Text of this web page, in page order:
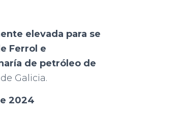
elevada para se
Ferrol e
de petróleo de
Galicia.
2024